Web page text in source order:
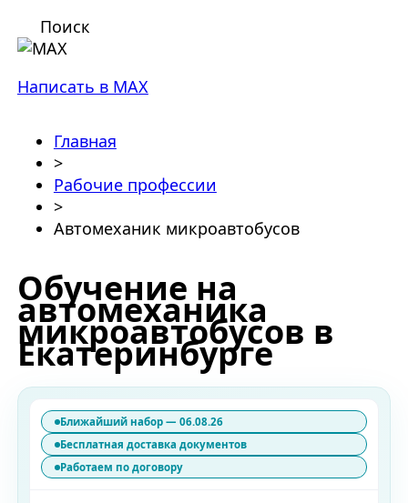
Поиск
Написать в MAX
Главная
>
Рабочие профессии
>
Автомеханик микроавтобусов
Обучение на
автомеханика
микроавтобусов в
Екатеринбурге
Ближайший набор — 06.08.26
Бесплатная доставка документов
Работаем по договору